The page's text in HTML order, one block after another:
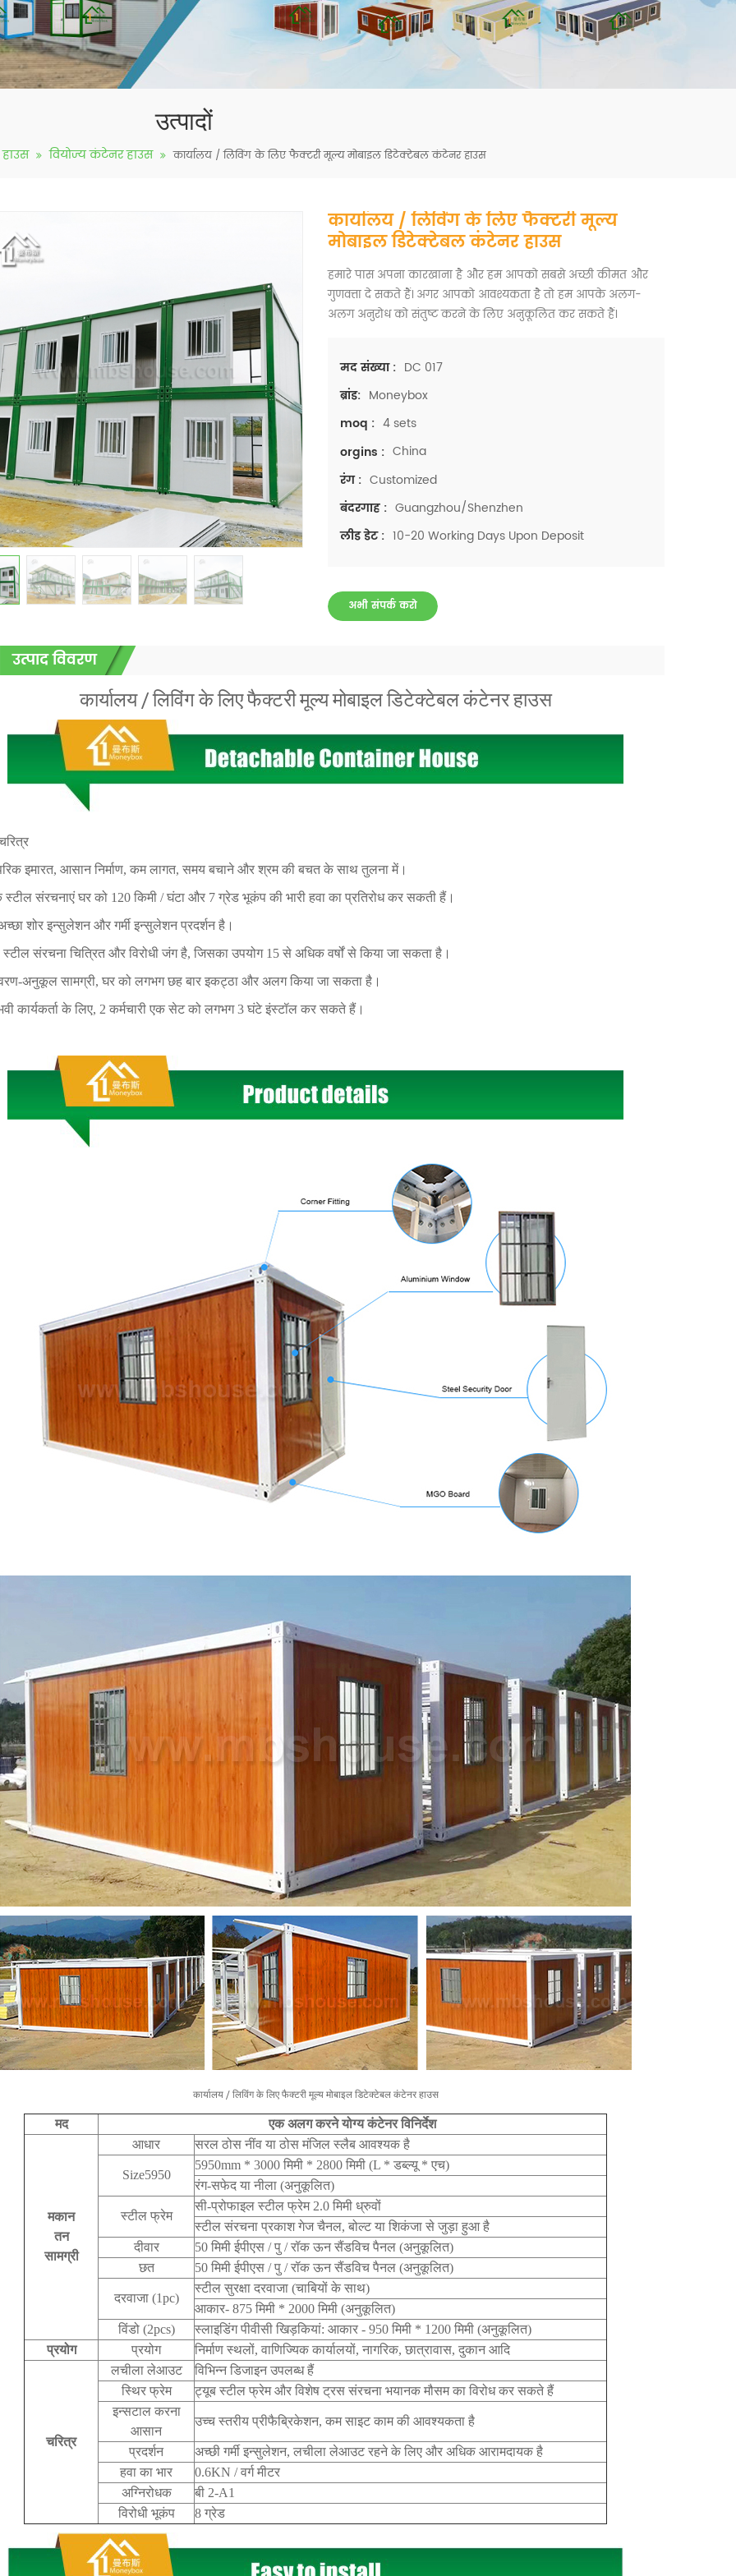
उत्पादों
वियोज्य कंटेनर हाउस कार्यालय / लिविंग के लिए फैक्टरी मूल्य मोबाइल डिटेक्टेबल कंटेनर हाउस
कार्यालय / लिविंग के लिए फैक्टरी मूल्य
मोबाइल डिटेक्टेबल कंटेनर हाउस
हमारे पास अपना कारखाना है और हम आपको सबसे अच्छी कीमत और
गुणवत्ता दे सकते हैं। अगर आपको आवश्यकता है तो हम आपके अलग-
अलग अनुरोध को संतुष्ट करने के लिए अनुकूलित कर सकते हैं।
मद संख्या : DC 017
ब्रांड: Moneybox
moq : 4 sets
orgins : China
रंग : Customized
बंदरगाह : Guangzhou/Shenzhen
लीड डेट : 10-20 Working Days Upon Deposit
अभी संपर्क करो
उत्पाद विवरण
कार्यालय / लिविंग के लिए फैक्टरी मूल्य मोबाइल डिटेक्टेबल कंटेनर हाउस
इमारत, आसान निर्माण, कम लागत, समय बचाने और श्रम की बचत के साथ तुलना में।
स्टील संरचनाएं घर को 120 किमी / घंटा और 7 ग्रेड भूकंप की भारी हवा का प्रतिरोध कर सकती हैं।
शोर इन्सुलेशन और गर्मी इन्सुलेशन प्रदर्शन है।
संरचना चित्रित और विरोधी जंग है, जिसका उपयोग 15 से अधिक वर्षों से किया जा सकता है।
अनुकूल सामग्री, घर को लगभग छह बार इकट्ठा और अलग किया जा सकता है।
कार्यकर्ता के लिए, 2 कर्मचारी एक सेट को लगभग 3 घंटे इंस्टॉल कर सकते हैं।
कार्यालय / लिविंग के लिए फैक्टरी मूल्य मोबाइल डिटेक्टेबल कंटेनर हाउस
मद एक अलग करने योग्य कंटेनर विनिर्देश
मकान
तन
सामग्री
आधार सरल ठोस नींव या ठोस मंजिल स्लैब आवश्यक है
Size5950
5950mm * 3000 मिमी * 2800 मिमी (L * डब्ल्यू * एच)
रंग-सफेद या नीला (अनुकूलित)
स्टील फ्रेम
सी-प्रोफाइल स्टील फ्रेम 2.0 मिमी ध्रुवों
स्टील संरचना प्रकाश गेज चैनल, बोल्ट या शिकंजा से जुड़ा हुआ है
दीवार
50 मिमी ईपीएस / पु / रॉक ऊन सैंडविच पैनल (अनुकूलित)
छत
50 मिमी ईपीएस / पु / रॉक ऊन सैंडविच पैनल (अनुकूलित)
दरवाजा (1pc)
स्टील सुरक्षा दरवाजा (चाबियों के साथ)
आकार- 875 मिमी * 2000 मिमी (अनुकूलित)
विंडो (2pcs)
स्लाइडिंग पीवीसी खिड़कियां: आकार - 950 मिमी * 1200 मिमी (अनुकूलित)
प्रयोग
प्रयोग निर्माण स्थलों, वाणिज्यिक कार्यालयों, नागरिक, छात्रावास, दुकान आदि
चरित्र
लचीला लेआउट
विभिन्न डिजाइन उपलब्ध हैं
स्थिर फ्रेम
ट्यूब स्टील फ्रेम और विशेष ट्रस संरचना भयानक मौसम का विरोध कर सकते हैं
इन्सटाल करना
आसान
उच्च स्तरीय प्रीफैब्रिकेशन, कम साइट काम की आवश्यकता है
प्रदर्शन
अच्छी गर्मी इन्सुलेशन, लचीला लेआउट रहने के लिए और अधिक आरामदायक है
हवा का भार
0.6KN / वर्ग मीटर
अग्निरोधक
बी 2-A1
विरोधी भूकंप
8 ग्रेड
mbshou